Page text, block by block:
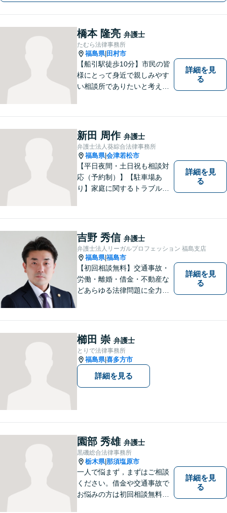
橋本 隆亮 弁護士
たむら法律事務所
福島県| 田村市
【船引駅徒歩10分】市民の皆
様にとって身近で親しみやす
い相談所でありたいと考えて
に、まずはお気軽にご相談く
ださい。 https://tamura-law.bi
z/ （公式ホームページ）
詳細を見
る
新田 周作 弁護士
弁護士法人葵綜合法律事務所
福島県|会津若松市
【平日夜間・土日祝も相談対
応（予約制）】【駐車場あ
り】家庭に関するトラブルか
詳細を見
る
吉野 秀信 弁護士
弁護士法人リーガルプロフェッション 福島支店
福島県|福島市
【初回相談無料】交通事故・
労働・離婚・借金・不動産な
どあらゆる法律問題に全力を
くことを最も重視ししていま
す。お困りの方はまずはご相
談ください。
詳細を見
る
櫛田 崇 弁護士
とりで法律事務所
福島県|喜多方市
詳細を見る
園部 秀雄 弁護士
黒磯総合法律事務所
栃木県|那須塩原市
一人で悩まず，まずはご相談
ください。借金や交通事故で
お悩みの方は初回相談無料で
詳細を見
る